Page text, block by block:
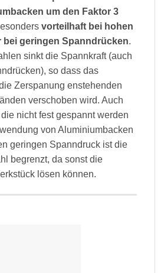
um den Faktor 3
vorteilhaft bei hohen
bei geringen Spanndrücken.
sinkt die Spannkraft (auch
so dass das
Zerspanung enstehenden
verschoben wird. Auch
nicht fest gespannt werden
von Aluminiumbacken
geringen Spanndruck ist die
begrenzt, da sonst die
lösen können.